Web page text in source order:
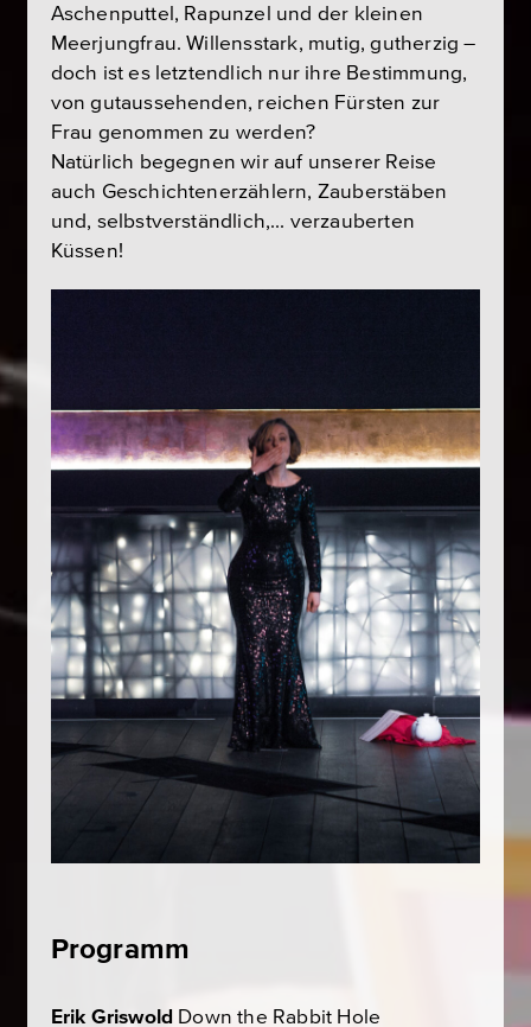
Aschenputtel, Rapunzel und der kleinen
Meerjungfrau. Willensstark, mutig, gutherzig –
doch ist es letztendlich nur ihre Bestimmung,
von gutaussehenden, reichen Fürsten zur
Frau genommen zu werden?
Natürlich begegnen wir auf unserer Reise
auch Geschichtenerzählern, Zauberstäben
und, selbstverständlich,… verzauberten
Küssen!
Programm
Erik Griswold Down the Rabbit Hole